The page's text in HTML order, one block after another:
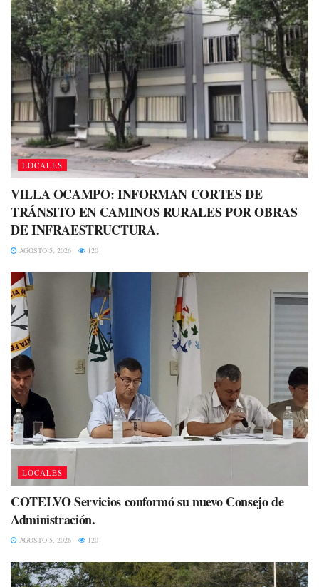
LOCALES
VILLA OCAMPO: INFORMAN CORTES DE
TRÁNSITO EN CAMINOS RURALES POR OBRAS
DE INFRAESTRUCTURA.
AGOSTO 5, 2026 120
LOCALES
COTELVO Servicios conformó su nuevo Consejo de
Administración.
AGOSTO 5, 2026 120